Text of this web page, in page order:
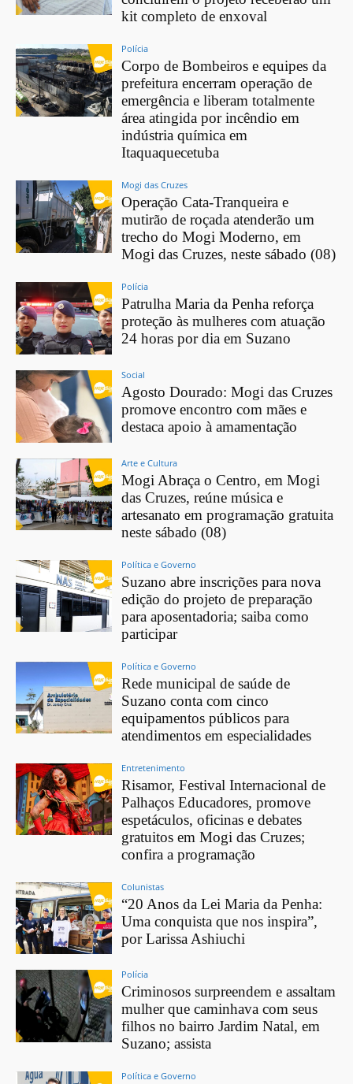
kit completo de enxoval
Polícia
Corpo de Bombeiros e equipes da
prefeitura encerram operação de
emergência e liberam totalmente
área atingida por incêndio em
indústria química em
Itaquaquecetuba
Mogi das Cruzes
Operação Cata-Tranqueira e
mutirão de roçada atenderão um
trecho do Mogi Moderno, em
Mogi das Cruzes, neste sábado (08)
Polícia
Patrulha Maria da Penha reforça
proteção às mulheres com atuação
24 horas por dia em Suzano
Social
Agosto Dourado: Mogi das Cruzes
promove encontro com mães e
destaca apoio à amamentação
Arte e Cultura
Mogi Abraça o Centro, em Mogi
das Cruzes, reúne música e
artesanato em programação gratuita
neste sábado (08)
Política e Governo
Suzano abre inscrições para nova
edição do projeto de preparação
para aposentadoria; saiba como
participar
Política e Governo
Rede municipal de saúde de
Suzano conta com cinco
equipamentos públicos para
atendimentos em especialidades
Entretenimento
Risamor, Festival Internacional de
Palhaços Educadores, promove
espetáculos, oficinas e debates
gratuitos em Mogi das Cruzes;
confira a programação
Colunistas
“20 Anos da Lei Maria da Penha:
Uma conquista que nos inspira”,
por Larissa Ashiuchi
Polícia
Criminosos surpreendem e assaltam
mulher que caminhava com seus
filhos no bairro Jardim Natal, em
Suzano; assista
Política e Governo